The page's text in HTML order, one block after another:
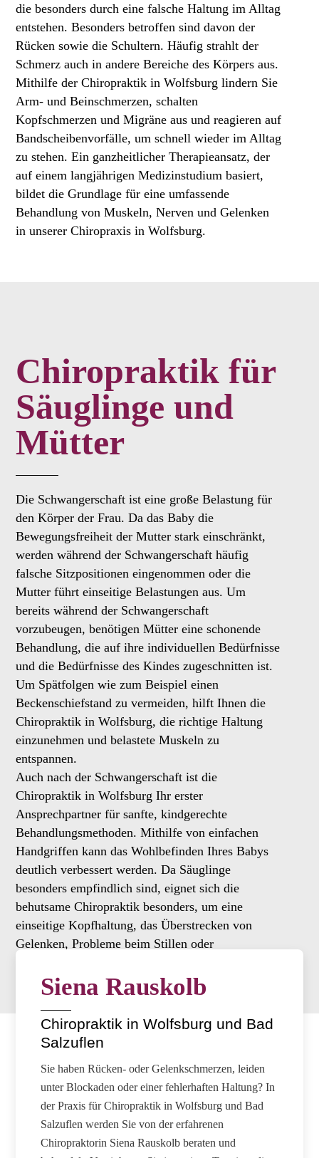
die besonders durch eine falsche Haltung im Alltag
entstehen. Besonders betroffen sind davon der
Rücken sowie die Schultern. Häufig strahlt der
Schmerz auch in andere Bereiche des Körpers aus.
Mithilfe der Chiropraktik in Wolfsburg lindern Sie
Arm- und Beinschmerzen, schalten
Kopfschmerzen und Migräne aus und reagieren auf
Bandscheibenvorfälle, um schnell wieder im Alltag
zu stehen. Ein ganzheitlicher Therapieansatz, der
auf einem langjährigen Medizinstudium basiert,
bildet die Grundlage für eine umfassende
Behandlung von Muskeln, Nerven und Gelenken
in unserer Chiropraxis in Wolfsburg.
Chiropraktik für
Säuglinge und
Mütter
Die Schwangerschaft ist eine große Belastung für
den Körper der Frau. Da das Baby die
Bewegungsfreiheit der Mutter stark einschränkt,
werden während der Schwangerschaft häufig
falsche Sitzpositionen eingenommen oder die
Mutter führt einseitige Belastungen aus. Um
bereits während der Schwangerschaft
vorzubeugen, benötigen Mütter eine schonende
Behandlung, die auf ihre individuellen Bedürfnisse
und die Bedürfnisse des Kindes zugeschnitten ist.
Um Spätfolgen wie zum Beispiel einen
Beckenschiefstand zu vermeiden, hilft Ihnen die
Chiropraktik in Wolfsburg, die richtige Haltung
einzunehmen und belastete Muskeln zu
entspannen.
Auch nach der Schwangerschaft ist die
Chiropraktik in Wolfsburg Ihr erster
Ansprechpartner für sanfte, kindgerechte
Behandlungsmethoden. Mithilfe von einfachen
Handgriffen kann das Wohlbefinden Ihres Babys
deutlich verbessert werden. Da Säuglinge
besonders empfindlich sind, eignet sich die
behutsame Chiropraktik besonders, um eine
einseitige Kopfhaltung, das Überstrecken von
Gelenken, Probleme beim Stillen oder
Siena Rauskolb
Chiropraktik in Wolfsburg und Bad
Salzuflen
Sie haben Rücken- oder Gelenkschmerzen, leiden
unter Blockaden oder einer fehlerhaften Haltung? In
der Praxis für Chiropraktik in Wolfsburg und Bad
Salzuflen werden Sie von der erfahrenen
Chiropraktorin Siena Rauskolb beraten und